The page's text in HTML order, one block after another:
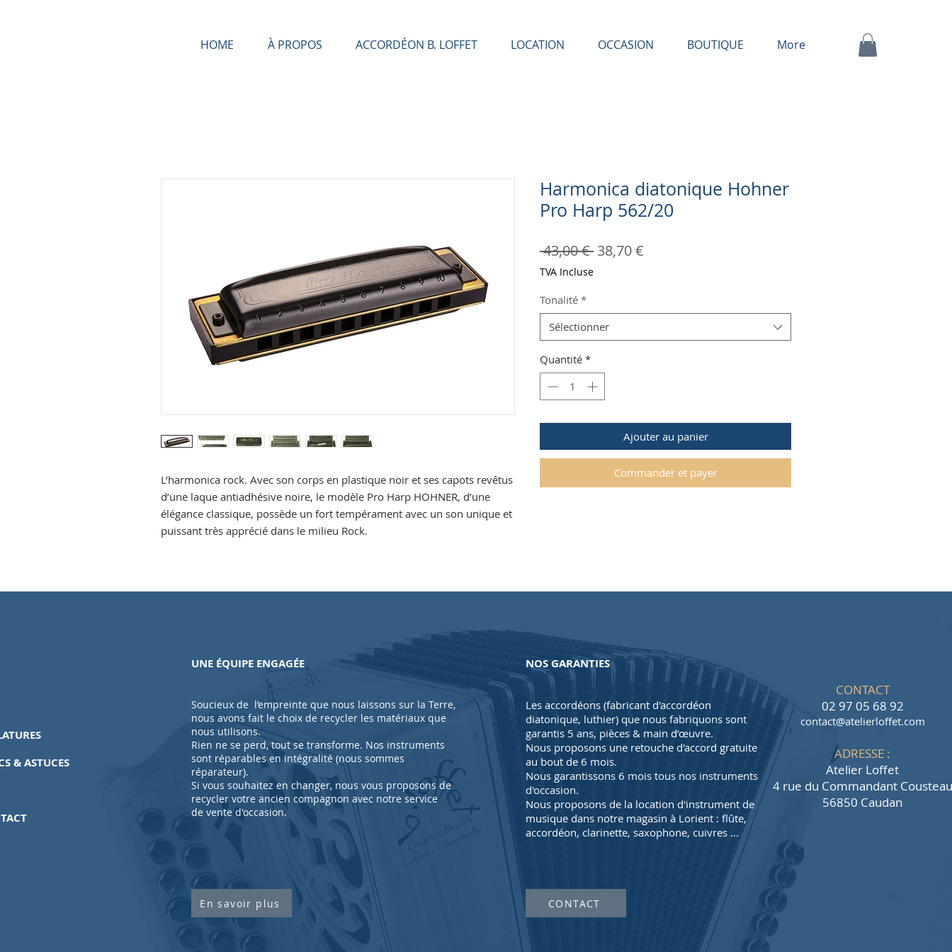
HOME À PROPOS ACCORDÉON B. LOFFET LOCATION OCCASION BOUTIQUE More
L’harmonica rock. Avec son corps en plastique noir et ses capots revêtus
d’une laque antiadhésive noire, le modèle Pro Harp HOHNER, d’une
élégance classique, possède un fort tempérament avec un son unique et
puissant très apprécié dans le milieu Rock.
Harmonica diatonique Hohner
Pro Harp 562/20
43,00 € Prix
original
38,70 €
TVA Incluse
Tonalité *
Sélectionner
Quantité *
Ajouter au panier
Commander et payer
& ASTUCES
UNE ÉQUIPE ENGAGÉE
Soucieux de l’empreinte que nous laissons sur la Terre,
nous avons fait le choix de recycler les matériaux que
nous utilisons.
Rien ne se perd, tout se transforme. Nos instruments
sont réparables en intégralité (nous sommes
réparateur).
Si vous souhaitez en changer, nous vous proposons de
recycler votre ancien compagnon avec notre service
de vented'occasion.
En savoir plus
NOS GARANTIES
Les accordéons (fabricant d'accordéon
diatonique, luthier) que nous fabriquons sont
garantis 5 ans, pièces & main d’œuvre.
Nous proposons une retouche d'accord gratuite
au bout de 6 mois.
Nous garantissons 6 mois tous nos instruments
d'occasion.
Nous proposons de la location d'instrument de
musique dans notre magasin à Lorient : flûte,
accordéon, clarinette, saxophone, cuivres ...
CONTACT
CONTACT
02 97 05 68 92
contact@atelierloffet.com
ADRESSE :
Atelier Loffet
4 rue du Commandant Cousteau
56850 Caudan